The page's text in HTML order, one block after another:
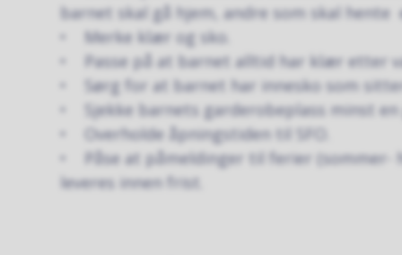
barnet skal gå hjem, andre som skal hente
• Merke klær og sko.
• Passe på at barnet alltid har klær etter
• Sørg for at barnet har innesko som
• Sjekke barnets garderobeplass minst en
• Overholde åpningstiden til SFO.
• Påse at påmeldinger til ferier (sommer-
leveres innen frist.